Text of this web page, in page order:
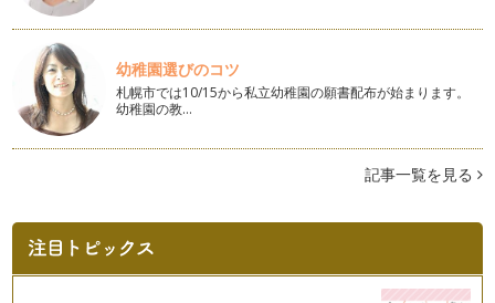
サクサクパイとアイスクリーム ベリー添え
こんにちは！お菓子研究家 橋本清美です。 今回は市販のパ
イシートを使って、１５分で…
スコーン
こんにちは！ お菓子研究家 橋本清美です。 今回はスコーン
です。 …
の抹茶プリンです…
かんたんモンブラン
幼稚園選びのコツ
札幌市では10/15から私立幼稚園の願書配布が始まります。
幼稚園の教…
記事一覧を見る